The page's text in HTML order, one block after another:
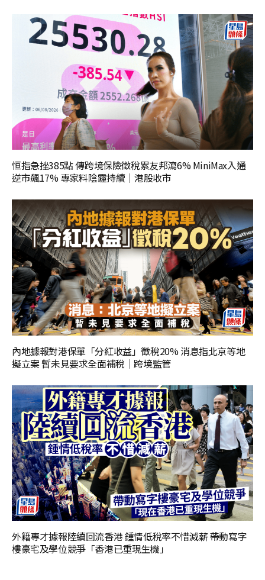
恒指急挫385點 傳跨境保險徵稅累友邦瀉6% MiniMax入通
逆市飆17% 專家料陰霾持續｜港股收市
內地據報對港保單「分紅收益」徵稅20% 消息指北京等地
擬立案 暫未見要求全面補稅｜跨境監管
外籍專才據報陸續回流香港 鍾情低稅率不惜減薪 帶動寫字
樓豪宅及學位競爭「香港已重現生機」